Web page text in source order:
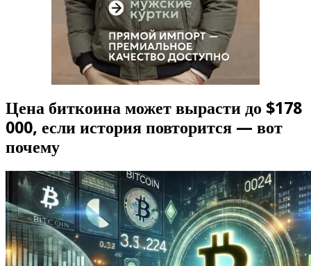
Цена биткоина может вырасти до $178
000, если история повторится — вот
почему